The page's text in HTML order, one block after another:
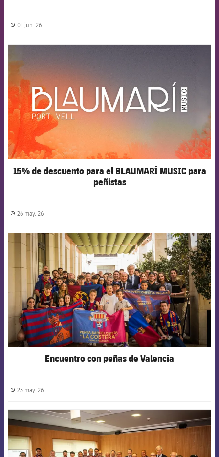
label.share.clock
01 jun. 26
15% de descuento para el BLAUMARÍ MUSIC para
peñistas
label.share.clock
26 may. 26
FCB Barcelona badge
Encuentro con peñas de Valencia
label.share.clock
23 may. 26
FCB Barcelona badge